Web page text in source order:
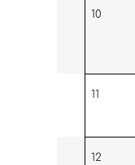
10
11
12